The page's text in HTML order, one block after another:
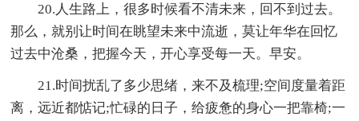
20.人生路上，很多时候看不清未来，回不到过去。
那么，就别让时间在眺望未来中流逝，莫让年华在回忆
过去中沧桑，把握今天，开心享受每一天。早安。
21.时间扰乱了多少思绪，来不及梳理;空间度量着距
离，远近都惦记;忙碌的日子，给疲惫的身心一把靠椅;一